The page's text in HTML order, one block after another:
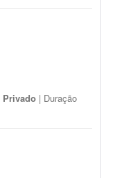
Privado | Duração